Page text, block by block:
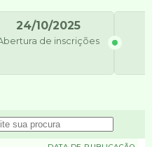
24/10/2025
de inscrições